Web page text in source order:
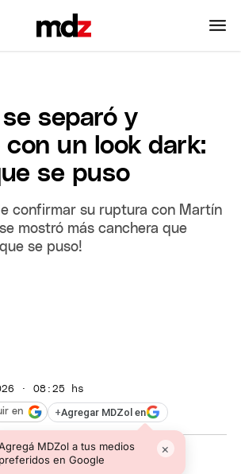
separó y
con un look dark:
se puso
confirmar su ruptura con Martín
mostró más canchera que
se puso!
· 08:25 hs
+Agregar MDZol en
MDZol a tus medios
preferidos en Google
×
en